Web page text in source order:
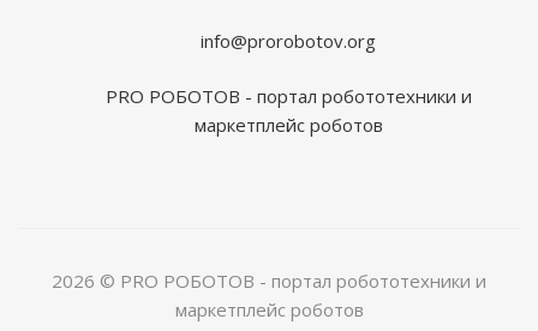
info@prorobotov.org
PRO РОБОТОВ - портал робототехники и
маркетплейс роботов
2026 © PRO РОБОТОВ - портал робототехники и
маркетплейс роботов